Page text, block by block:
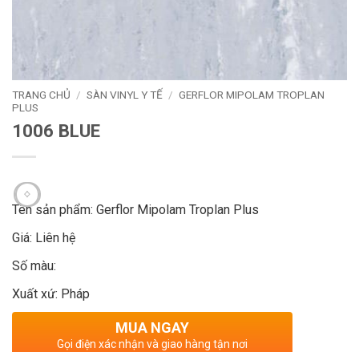
TRANG CHỦ / SÀN VINYL Y TẾ / GERFLOR MIPOLAM TROPLAN
PLUS
1006 BLUE
Tên sản phẩm: Gerflor Mipolam Troplan Plus
Giá: Liên hệ
Số màu:
Xuất xứ: Pháp
MUA NGAY
Gọi điện xác nhận và giao hàng tận nơi